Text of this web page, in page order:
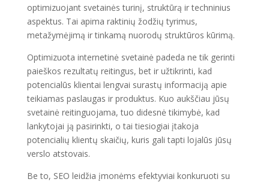
optimizuojant svetainės turinį, struktūrą ir techninius
aspektus. Tai apima raktinių žodžių tyrimus,
metažymėjimą ir tinkamą nuorodų struktūros kūrimą.
Optimizuota internetinė svetainė padeda ne tik gerinti
paieškos rezultatų reitingus, bet ir užtikrinti, kad
potencialūs klientai lengvai surastų informaciją apie
teikiamas paslaugas ir produktus. Kuo aukščiau jūsų
svetainė reitinguojama, tuo didesnė tikimybė, kad
lankytojai ją pasirinkti, o tai tiesiogiai įtakoja
potencialių klientų skaičių, kuris gali tapti lojalūs jūsų
verslo atstovais.
Be to, SEO leidžia įmonėms efektyviai konkuruoti su